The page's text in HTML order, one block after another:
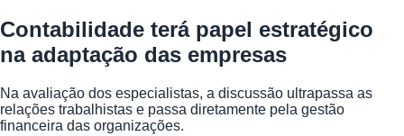
Contabilidade terá papel estratégico
na adaptação das empresas
Na avaliação dos especialistas, a discussão ultrapassa as
relações trabalhistas e passa diretamente pela gestão
financeira das organizações.